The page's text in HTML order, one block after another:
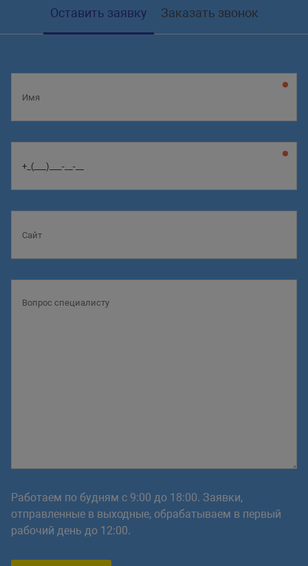
Оставить заявку Заказать звонок
Работаем по будням с 9:00 до 18:00. Заявки,
отправленные в выходные, обрабатываем в первый
рабочий день до 12:00.